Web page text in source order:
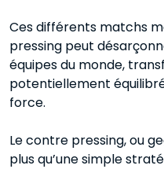
Ces différents matchs
pressing peut
équipes du monde,
potentiellement
force.
Le contre pressing, ou
plus qu’une simple